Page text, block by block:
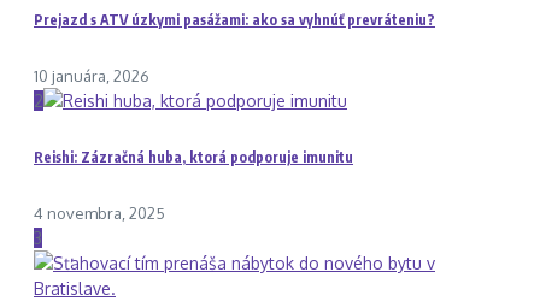
Prejazd s ATV úzkymi pasážami: ako sa vyhnúť prevráteniu?
10 januára, 2026
2
Reishi: Zázračná huba, ktorá podporuje imunitu
4 novembra, 2025
3